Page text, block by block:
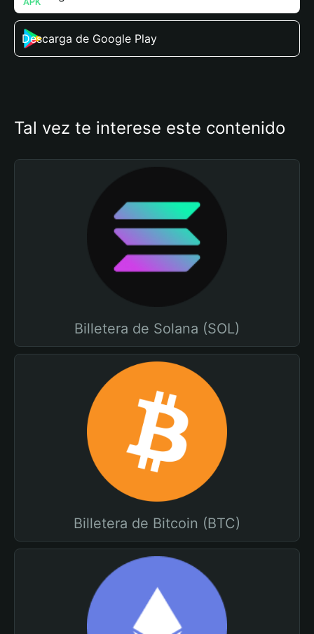
Descarga de Google Play
Tal vez te interese este contenido
Billetera de Solana (SOL)
Billetera de Bitcoin (BTC)